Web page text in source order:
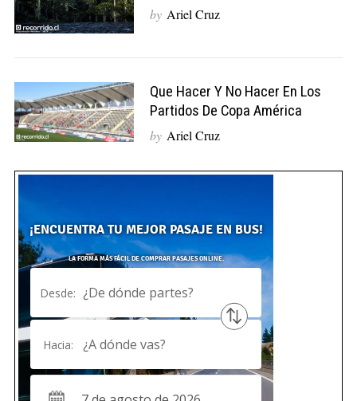
by Ariel Cruz
Que Hacer Y No Hacer En Los
Partidos De Copa América
by Ariel Cruz